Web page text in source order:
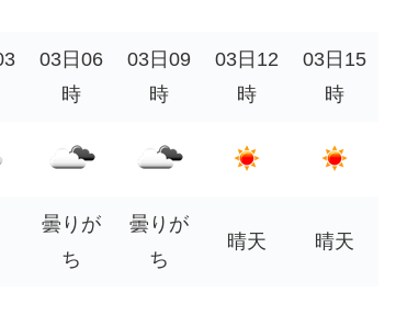
03日06
時
03日09
時
03日12
時
03日15
時
曇りが
ち
曇りが
ち
晴天 晴天